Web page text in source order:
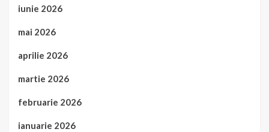
iunie 2026
mai 2026
aprilie 2026
martie 2026
februarie 2026
ianuarie 2026